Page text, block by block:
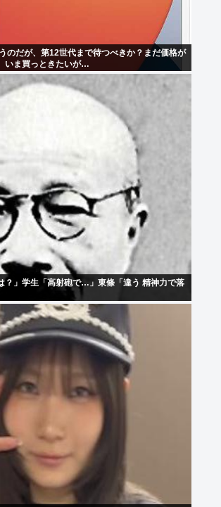
のだが、第12世代まで待つべきか？まだ価格が
いま買っときたいが…
？」学生「高射砲で…」東條「違う 精神力で落